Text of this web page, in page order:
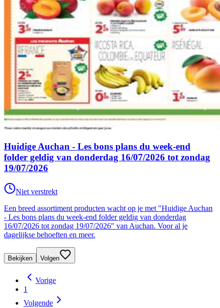
Huidige Auchan - Les bons plans du week-end
folder geldig van donderdag 16/07/2026 tot zondag
19/07/2026
Niet verstrekt
Een breed assortiment producten wacht op je met "Huidige Auchan
- Les bons plans du week-end folder geldig van donderdag
16/07/2026 tot zondag 19/07/2026" van Auchan. Voor al je
dagelijkse behoeften en meer.
Bekijken Volgen
Vorige
1
Volgende